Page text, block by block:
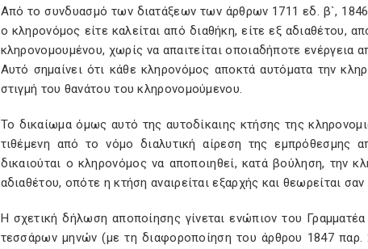
Από το συνδυασμό των διατάξεων των άρθρων 1711 εδ. β`,
ο κληρονόμος είτε καλείται από διαθήκη, είτε εξ αδιαθέτου,
κληρονομουμένου, χωρίς να απαιτείται οποιαδήποτε
Αυτό σημαίνει ότι κάθε κληρονόμος αποκτά αυτόματα την
στιγμή του θανάτου του κληρονομούμενου.
Το δικαίωμα όμως αυτό της αυτοδίκαιης κτήσης της
τιθέμενη από το νόμο διαλυτική αίρεση της εμπρόθεσμης
δικαιούται ο κληρονόμος να αποποιηθεί, κατά βούληση, την
αδιαθέτου, οπότε η κτήση αναιρείται εξαρχής και θεωρείται σαν
Η σχετική δήλωση αποποίησης γίνεται ενώπιον του
τεσσάρων μηνών (με τη διαφοροποίηση του άρθρου 1847